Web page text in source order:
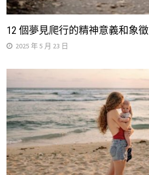
12 個夢見爬行的精神意義和象徵
2025 年 5 月 23 日